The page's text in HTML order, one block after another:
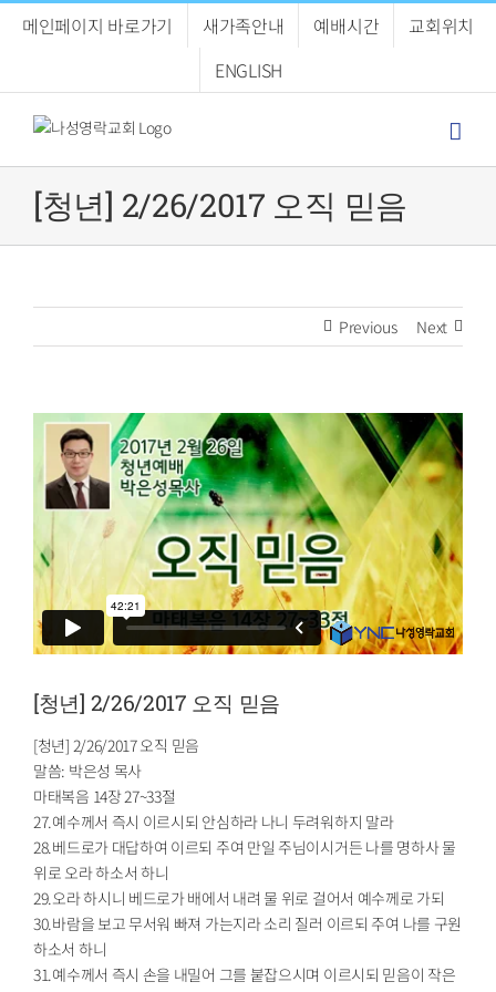
메인페이지 바로가기 새가족안내 예배시간
교회위치
ENGLISH
[청년] 2/26/2017 오직 믿음
Previous Next
[청년] 2/26/2017 오직 믿음
[청년] 2/26/2017 오직 믿음
말씀: 박은성 목사
마태복음 14장 27~33절
27.예수께서 즉시 이르시되 안심하라 나니 두려워하지 말라
28.베드로가 대답하여 이르되 주여 만일 주님이시거든 나를 명하사 물
위로 오라 하소서 하니
29.오라 하시니 베드로가 배에서 내려 물 위로 걸어서 예수께로 가되
30.바람을 보고 무서워 빠져 가는지라 소리 질러 이르되 주여 나를 구원
하소서 하니
31.예수께서 즉시 손을 내밀어 그를 붙잡으시며 이르시되 믿음이 작은